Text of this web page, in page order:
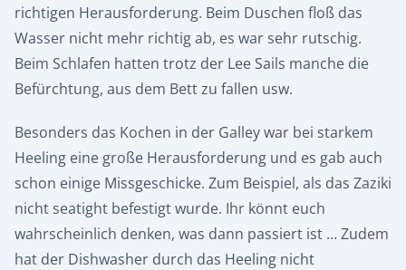
richtigen Herausforderung. Beim Duschen floß das
Wasser nicht mehr richtig ab, es war sehr rutschig.
Beim Schlafen hatten trotz der Lee Sails manche die
Befürchtung, aus dem Bett zu fallen usw.
Besonders das Kochen in der Galley war bei starkem
Heeling eine große Herausforderung und es gab auch
schon einige Missgeschicke. Zum Beispiel, als das Zaziki
nicht seatight befestigt wurde. Ihr könnt euch
wahrscheinlich denken, was dann passiert ist … Zudem
hat der Dishwasher durch das Heeling nicht